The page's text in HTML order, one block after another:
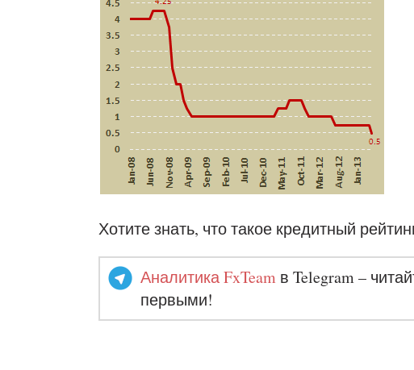
Хотите знать, что такое кредитный
Аналитика FxTeam в Telegram –
первыми!